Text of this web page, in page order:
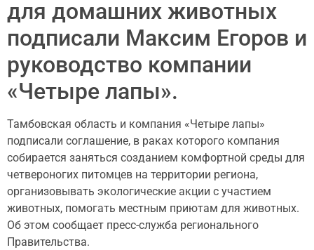
для домашних животных
подписали Максим Егоров и
руководство компании
«Четыре лапы».
Тамбовская область и компания «Четыре лапы»
подписали соглашение, в раках которого компания
собирается заняться созданием комфортной среды для
четвероногих питомцев на территории региона,
организовывать экологические акции с участием
животных, помогать местным приютам для животных.
Об этом сообщает пресс-служба регионального
Правительства.